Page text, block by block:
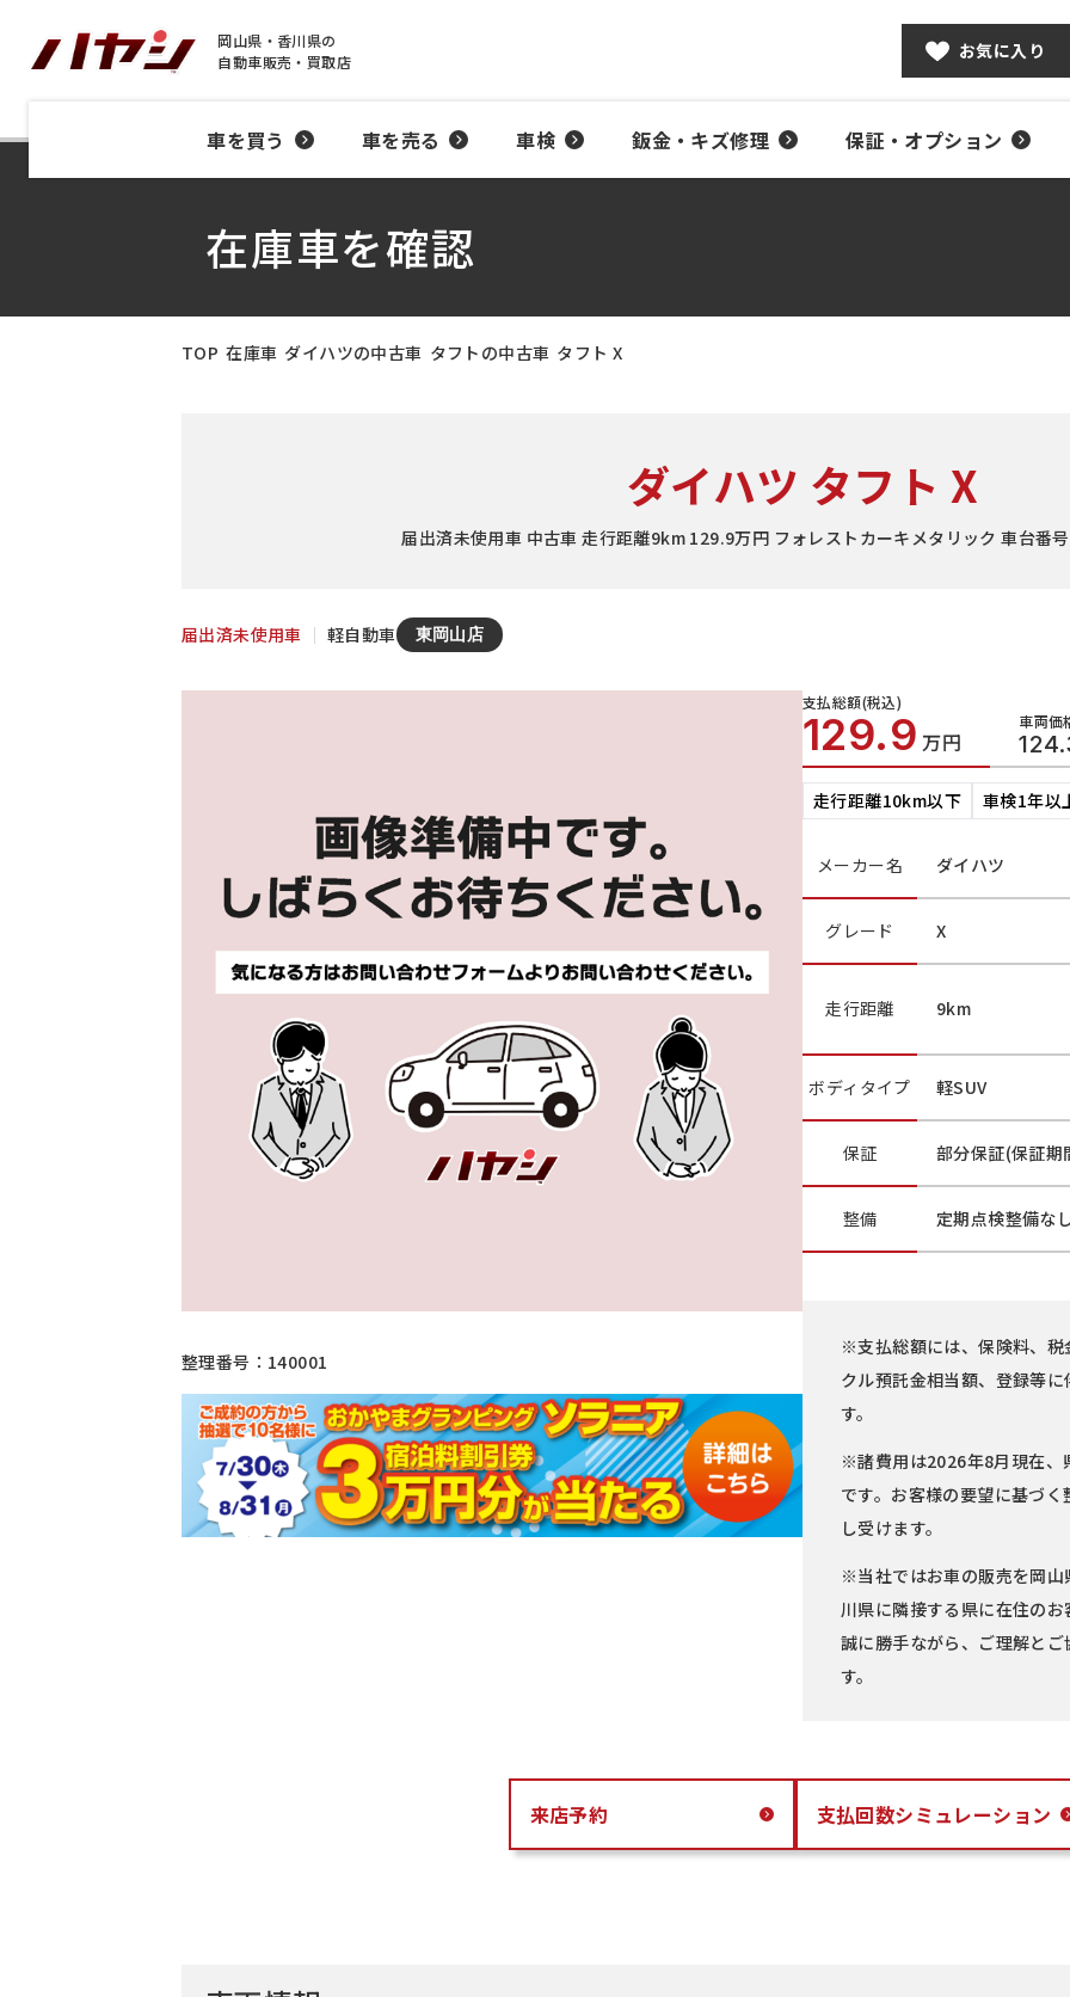
岡山県・香川県の
自動車販売・買取店
お気に入り
車を買う 車を売る 車検 鈑金・キズ修理 保証・オプション
在庫車を確認
TOP 在庫車 ダイハツの中古車 タフトの中古車 タフト X
ダイハツ タフト X
届出済未使用車 中古車 走行距離9km 129.9万円 フォレストカーキメタリック 車台番
届出済未使用車 ｜ 軽自動車 東岡山店
整理番号：140001
支払総額(税込)
129.9 万円
車両価
走行距離10km以下 車検1年以
メーカー名 ダイハツ
グレード X
走行距離 9km
ボディ タイプ 軽SUV
保証 部分保証(保証
整備 定期点検整備な
※支払総額には、保険料、税
クル預託金相当額、登録等
す。
※諸費用は2026年8月現在、
です。お客様の要望に基づ
し受けます。
※当社ではお車の販売を岡山
川県に隣接する県に在住のお
誠に勝手ながら、ご理解と
す。
来店予約 支払回数シミュレーション